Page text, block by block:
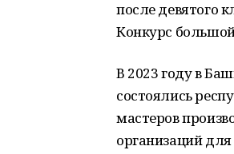
после девятого
Конкурс
В 2023 году в
состоялись
мастеров
организаций